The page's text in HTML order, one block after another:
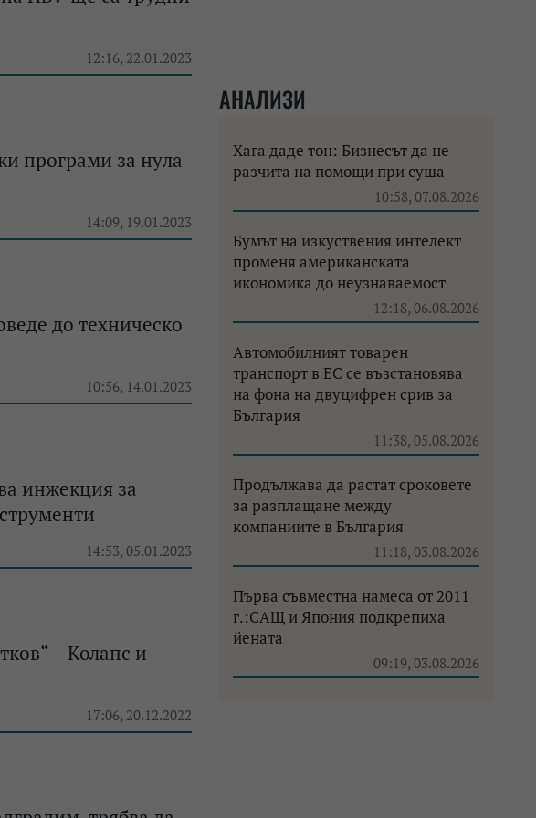
12:16, 22.01.2023
програми за нула
14:09, 19.01.2023
до техническо
10:56, 14.01.2023
инжекция за
14:53, 05.01.2023
– Колапс и
17:06, 20.12.2022
АНАЛИЗИ
Хага даде тон: Бизнесът да не
разчита на помощи при суша
10:58, 07.08.2026
Бумът на изкуствения интелект
променя американската
икономика до неузнаваемост
12:18, 06.08.2026
Автомобилният товарен
транспорт в ЕС се възстановява
на фона на двуцифрен срив за
България
11:38, 05.08.2026
Продължава да растат сроковете
за разплащане между
компаниите в България
11:18, 03.08.2026
Първа съвместна намеса от 2011
г.:САЩ и Япония подкрепиха
йената
09:19, 03.08.2026